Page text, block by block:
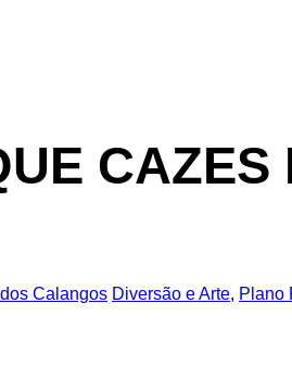
Calangos Diversão e Arte, Plano